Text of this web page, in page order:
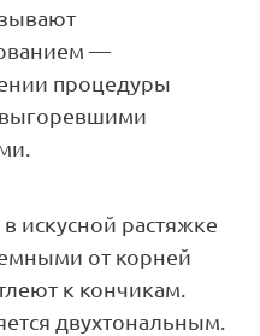
—
процедуры
выгоревшими
искусной растяжке
от корней
к кончикам.
двухтональным.